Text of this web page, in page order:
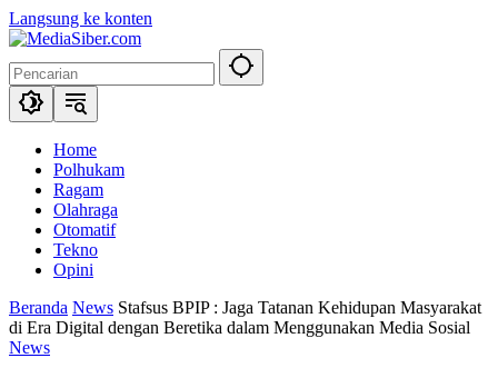
Langsung ke konten
Home
Polhukam
Ragam
Olahraga
Otomatif
Tekno
Opini
Beranda News Stafsus BPIP : Jaga Tatanan Kehidupan Masyarakat
di Era Digital dengan Beretika dalam Menggunakan Media Sosial
News